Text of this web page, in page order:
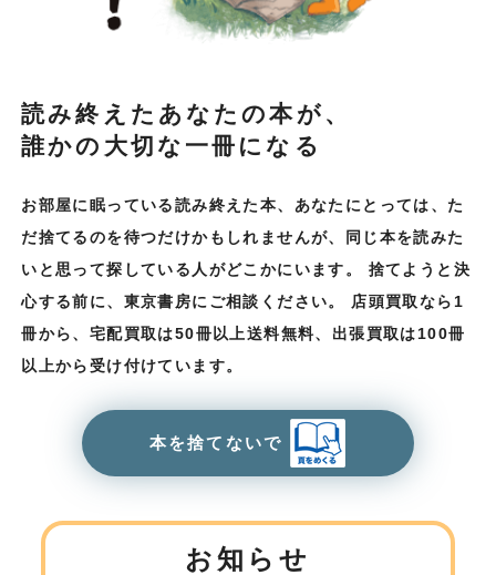
読み終えたあなたの本が、
誰かの大切な一冊になる
お部屋に眠っている読み終えた本、あなたにとっては、た
だ捨てるのを待つだけかもしれませんが、同じ本を読みた
いと思って探している人がどこかにいます。
捨てようと決
心する前に、東京書房にご相談ください。
店頭買取なら1
冊から、宅配買取は50冊以上送料無料、出張買取は100冊
以上から受け付けています。
本を捨てないで
お知らせ